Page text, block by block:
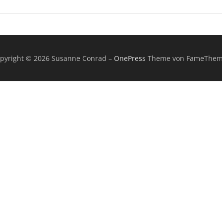
© 2026 Susanne Conrad – OnePress Theme von